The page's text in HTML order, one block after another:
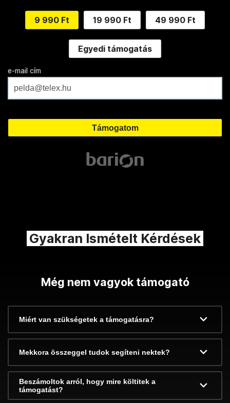
9 990 Ft 19 990 Ft 49 990 Ft
Egyedi támogatás
e-mail cím
Gyakran Ismételt Kérdések
Még nem vagyok támogató
Miért van szükségetek a támogatásra?
Mekkora összeggel tudok segíteni nektek?
Beszámoltok arról, hogy mire költitek a
támogatást?